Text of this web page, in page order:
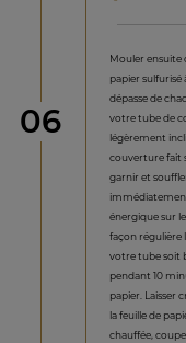
étape
06
Mouler ensuite
papier sulfurisé
dépasse de
votre tube de
légèrement
couverture fait
garnir et
énergique sur
façon régulière
votre tube soit
pendant 10
papier. Laisser
la feuille de
chauffée,